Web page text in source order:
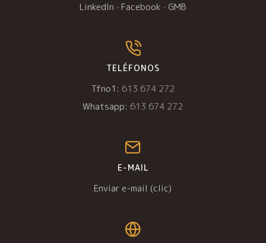
LinkedIn · Facebook · GMB
TELÉFONOS
Tfno1: 613 674 272
Whatsapp: 613 674 272
E-MAIL
Enviar e-mail (clic)